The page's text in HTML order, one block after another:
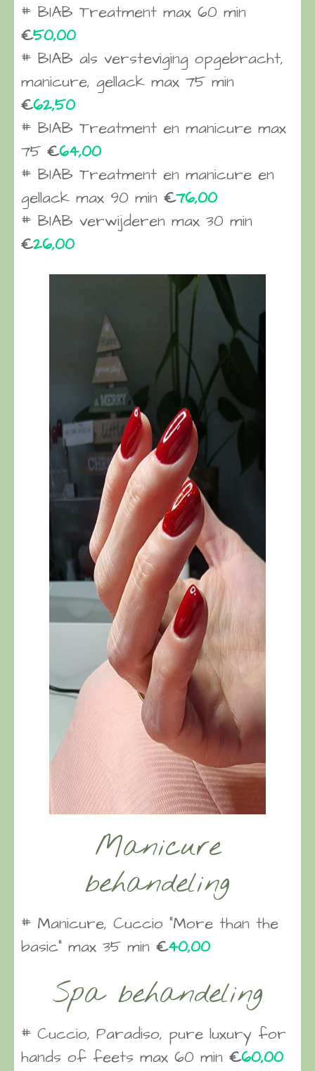
# BIAB Treatment max 60 min
€50,00
# BIAB als versteviging opgebracht,
manicure, gellack max 75 min
€62,50
# BIAB Treatment en manicure max
75 €64,00
# BIAB Treatment en manicure en
gellack max 90 min €76,00
# BIAB verwijderen max 30 min
€26,00
Manicure
behandeling
# Manicure, Cuccio “More than the
basic” max 35 min €40,00
Spa behandeling
# Cuccio, Paradiso, pure luxury for
hands of feets max 60 min €60,00